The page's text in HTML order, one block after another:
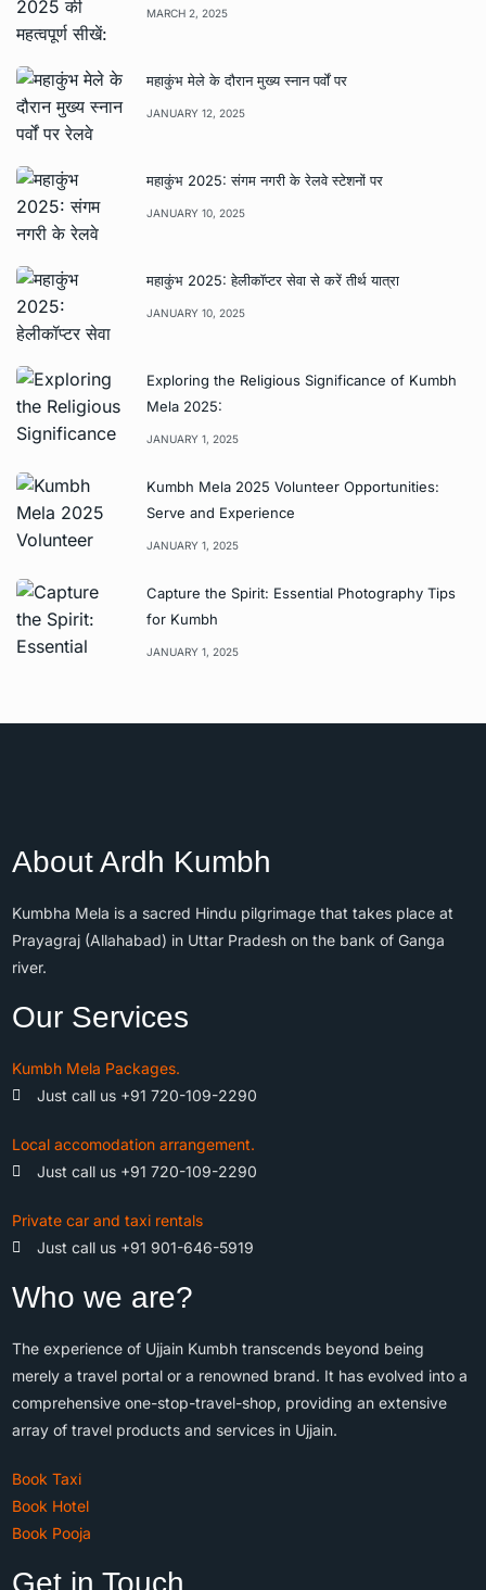
MARCH 2, 2025
महाकुंभ मेले के दौरान मुख्य स्नान पर्वों पर
JANUARY 12, 2025
महाकुंभ 2025: संगम नगरी के रेलवे स्टेशनों पर
JANUARY 10, 2025
महाकुंभ 2025: हेलीकॉप्टर सेवा से करें तीर्थ यात्रा
JANUARY 10, 2025
Exploring the Religious Significance of Kumbh
Mela 2025:
JANUARY 1, 2025
Kumbh Mela 2025 Volunteer Opportunities:
Serve and Experience
JANUARY 1, 2025
Capture the Spirit: Essential Photography Tips
for Kumbh
JANUARY 1, 2025
About Ardh Kumbh
Kumbha Mela is a sacred Hindu pilgrimage that takes place at
Prayagraj (Allahabad) in Uttar Pradesh on the bank of Ganga
river.
Our Services
Kumbh Mela Packages.
Just call us +91 720-109-2290
Local accomodation arrangement.
Just call us +91 720-109-2290
Private car and taxi rentals
Just call us +91 901-646-5919
Who we are?
The experience of Ujjain Kumbh transcends beyond being
merely a travel portal or a renowned brand. It has evolved into a
comprehensive one-stop-travel-shop, providing an extensive
array of travel products and services in Ujjain.
Book Taxi
Book Hotel
Book Pooja
Get in Touch